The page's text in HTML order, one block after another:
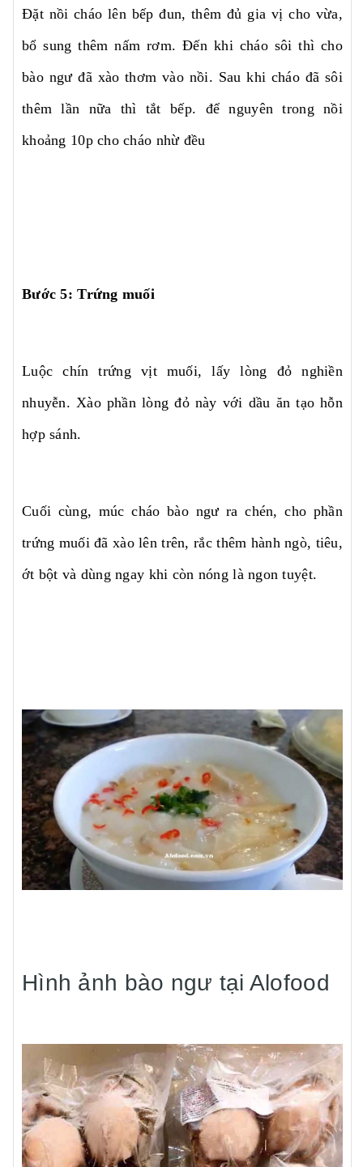
Đặt nồi cháo lên bếp đun, thêm đủ gia vị cho vừa,
bổ sung thêm nấm rơm. Đến khi cháo sôi thì cho
bào ngư đã xào thơm vào nồi. Sau khi cháo đã sôi
thêm lần nữa thì tắt bếp. để nguyên trong nồi
khoảng 10p cho cháo nhừ đều
Bước 5: Trứng muối
Luộc chín trứng vịt muối, lấy lòng đỏ nghiền
nhuyễn. Xào phần lòng đỏ này với dầu ăn tạo hỗn
hợp sánh.
Cuối cùng, múc cháo bào ngư ra chén, cho phần
trứng muối đã xào lên trên, rắc thêm hành ngò, tiêu,
ớt bột và dùng ngay khi còn nóng là ngon tuyệt.
Hình ảnh bào ngư tại Alofood